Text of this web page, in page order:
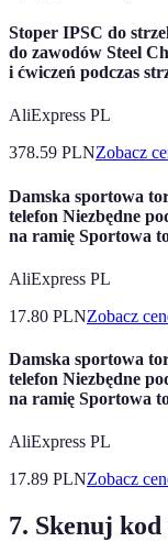
Stoper IPSC do
do zawodów Steel
i ćwiczeń podczas
AliExpress PL
378.59 PLNZobacz
Damska sportowa
telefon Niezbędne
na ramię Sportowa
AliExpress PL
17.80 PLNZobacz
Damska sportowa
telefon Niezbędne
na ramię Sportowa
AliExpress PL
17.89 PLNZobacz
7. Skenuj